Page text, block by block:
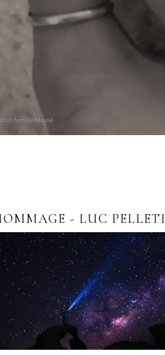
- LUC